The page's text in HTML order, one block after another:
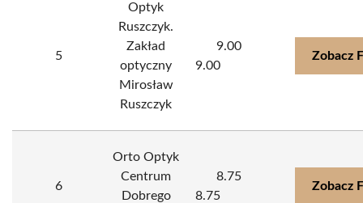
5
Optyk
Ruszczyk.
Zakład
optyczny
Mirosław
Ruszczyk
9.00
9.00
Zobacz
6
Orto Optyk
Centrum
Dobrego
8.75
8.75
Zobacz